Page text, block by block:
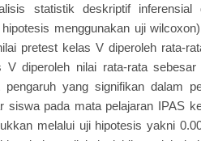
statistik deskriptif
menggunakan uji
pretest kelas V diperoleh rata-
V diperoleh nilai rata-rata
pengaruh yang signifikan dalam
siswa pada mata pelajaran IPAS
melalui uji hipotesis yakni